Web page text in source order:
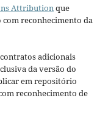
Attribution que
reconhecimento da
adicionais
da versão do
em repositório
reconhecimento de